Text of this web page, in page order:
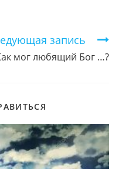
запись
мог любящий Бог …?